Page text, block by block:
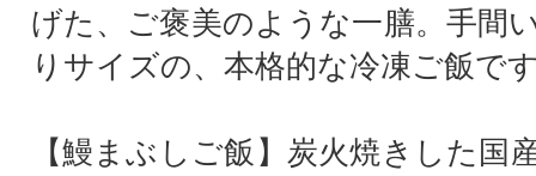
げた、ご褒美のような一膳。手間
りサイズの、本格的な冷凍ご飯で
【鰻まぶしご飯】炭火焼きした国